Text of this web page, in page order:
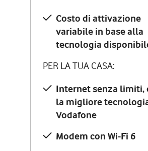
Costo di attivazione
variabile in base alla
tecnologia
PER LA TUA CASA:
Internet senza limiti,
la migliore
Vodafone
Modem con Wi-Fi 6
Costo di
variabile in base
tecnologia
PER LA TUA CASA:
Internet senza
la migliore
Vodafone
Modem Seven con
Chiamate
numeri fissi e